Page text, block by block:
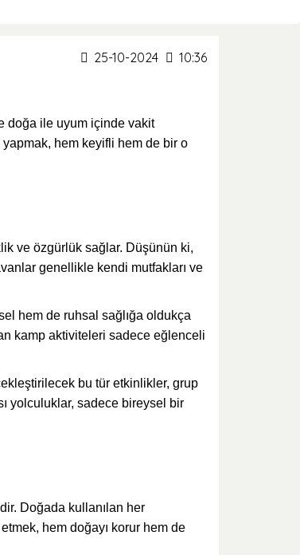
25-10-2024 10:36
doğa ile uyum içinde vakit
hem keyifli hem de bir o
ve özgürlük sağlar. Düşünün ki,
genellikle kendi mutfakları ve
hem de ruhsal sağlığa oldukça
kamp aktiviteleri sadece eğlenceli
bu tür etkinlikler, grup
yolculuklar, sadece bireysel bir
Doğada kullanılan her
hem doğayı korur hem de